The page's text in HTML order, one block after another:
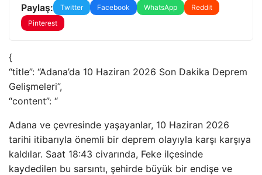
Paylaş: Twitter Facebook WhatsApp
Reddit
Pinterest
{
“title”: “Adana’da 10 Haziran 2026 Son Dakika Deprem
Gelişmeleri”,
“content”: “
Adana ve çevresinde yaşayanlar, 10 Haziran 2026
tarihi itibarıyla önemli bir deprem olayıyla karşı karşıya
kaldılar. Saat 18:43 civarında, Feke ilçesinde
kaydedilen bu sarsıntı, şehirde büyük bir endişe ve